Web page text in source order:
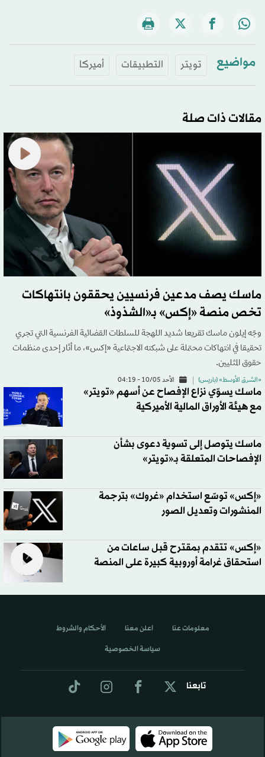
مواضيع تويتر التطبيقات أميركا
مقالات ذات صلة
ماسك يصف مدعين فرنسيين يحققون بانتهاكات
تخص منصة «إكس» بـ«الشذوذ»
وجّه إيلون ماسك تقريعا شديد اللهجة للسلطات القضائية الفرنسية التي تجري
تحقيقا في انتهاكات محتملة على شبكته الاجتماعية «إكس»، ما أثار إحدى منظمات
حقوق المثليين.
«الشرق الأوسط» (باريس) الأحد 10/05 - 04:19
ماسك يسوّي نزاع الإفصاح عن أسهم «تويتر»
مع هيئة الأوراق المالية الأميركية
ماسك يتوصل إلى تسوية دعوى بشأن
الإفصاحات المتعلقة بـ«تويتر»
«إكس» توسّع استخدام «غروك» بترجمة
المنشورات وتعديل الصور
«إكس» تتقدم بمقترح قبل ساعات من
استحقاق غرامة أوروبية كبيرة على المنصة
تابعنا
معلومات عنا اعلن معنا الأحكام والشروط
سياسة الخصوصية